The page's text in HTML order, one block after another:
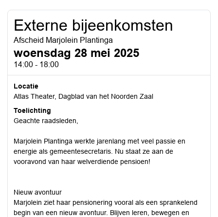
Externe bijeenkomsten
Afscheid Marjolein Plantinga
woensdag 28 mei 2025
14:00 - 18:00
Locatie
Atlas Theater, Dagblad van het Noorden Zaal
Toelichting
Geachte raadsleden,
Marjolein Plantinga werkte jarenlang met veel passie en
energie als gemeentesecretaris. Nu staat ze aan de
vooravond van haar welverdiende pensioen!
Nieuw avontuur
Marjolein ziet haar pensionering vooral als een sprankelend
begin van een nieuw avontuur. Blijven leren, bewegen en